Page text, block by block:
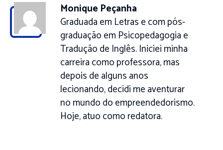
Monique Peçanha
Graduada em Letras e com pós-
graduação em Psicopedagogia e
Tradução de Inglês. Iniciei minha
carreira como professora, mas
depois de alguns anos
lecionando, decidi me aventurar
no mundo do empreendedorismo.
Hoje, atuo como redatora.